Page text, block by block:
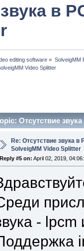
в
editing software » SolveigMM
Video Splitter
Отсутствие
Re: Отсутствие звука в
SolveigMM Video Splitter
Reply #5 on: April 02, 2019,
-